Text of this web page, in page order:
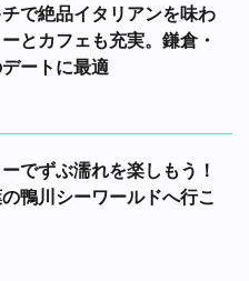
で絶品イタリアンを味わ
とカフェも充実。鎌倉・
ートに最適
でずぶ濡れを楽しもう！
鴨川シーワールドへ行こ